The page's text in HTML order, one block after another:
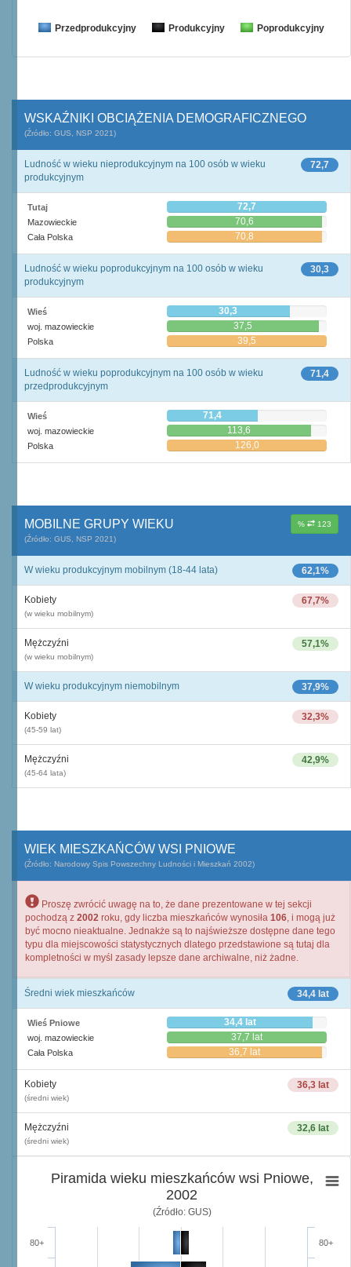
Przedprodukcyjny Produkcyjny Poprodukcyjny
WSKAŹNIKI OBCIĄŻENIA DEMOGRAFICZNEGO
(Źródło: GUS, NSP 2021)
72,7
Ludność w wieku nieprodukcyjnym na 100 osób w wieku
produkcyjnym
Tutaj 72,7
Mazowieckie 70,6
Cała Polska 70,8
30,3
Ludność w wieku poprodukcyjnym na 100 osób w wieku
produkcyjnym
Wieś 30,3
woj. mazowieckie 37,5
Polska 39,5
71,4
Ludność w wieku poprodukcyjnym na 100 osób w wieku
przedprodukcyjnym
Wieś 71,4
woj. mazowieckie 113,6
Polska 126,0
% 123
MOBILNE GRUPY WIEKU
(Źródło: GUS, NSP 2021)
62,1%
W wieku produkcyjnym mobilnym (18-44 lata)
67,7%
Kobiety
(w wieku mobilnym)
57,1%
Mężczyźni
(w wieku mobilnym)
37,9%
W wieku produkcyjnym niemobilnym
32,3%
Kobiety
(45-59 lat)
42,9%
Mężczyźni
(45-64 lata)
WIEK MIESZKAŃCÓW WSI PNIOWE
(Źródło: Narodowy Spis Powszechny Ludności i Mieszkań 2002)
Proszę zwrócić uwagę na to, że dane prezentowane w tej sekcji
pochodzą z 2002 roku, gdy liczba mieszkańców wynosiła 106, i mogą już
być mocno nieaktualne. Jednakże są to najświeższe dostępne dane tego
typu dla miejscowości statystycznych dlatego przedstawione są tutaj dla
kompletności w myśl zasady lepsze dane archiwalne, niż żadne.
34,4 lat
Średni wiek mieszkańców
Wieś Pniowe 34,4 lat
woj. mazowieckie 37,7 lat
Cała Polska 36,7 lat
36,3 lat
Kobiety
(średni wiek)
32,6 lat
Mężczyźni
(średni wiek)
Piramida wieku mieszkańców wsi Pniowe,
2002
(Źródło: GUS)
80+ 80+